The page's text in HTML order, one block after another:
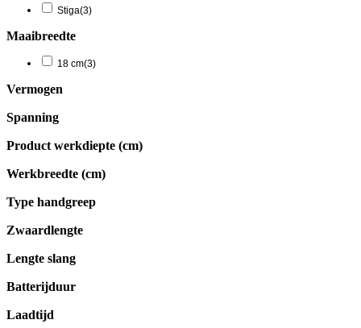
Stiga(3)
Maaibreedte
18 cm(3)
Vermogen
Spanning
Product werkdiepte (cm)
Werkbreedte (cm)
Type handgreep
Zwaardlengte
Lengte slang
Batterijduur
Laadtijd